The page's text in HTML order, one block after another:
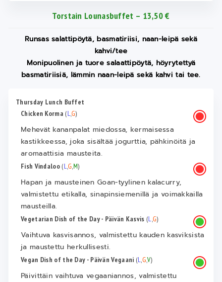
Torstain Lounasbuffet – 13,50 €
Runsas salattipöytä, basmatiriisi, naan-leipä sekä
kahvi/tee
Monipuolinen ja tuore salaattipöytä, höyrytettyä
basmatiriisiä, lämmin naan-leipä sekä kahvi tai tee.
Thursday Lunch Buffet
Chicken Korma (L,G)
Mehevät kananpalat miedossa, kermaisessa
kastikkeessa, joka sisältää jogurttia, pähkinöitä ja
aromaattisia mausteita.
Fish Vindaloo (L,G,M)
Hapan ja mausteinen Goan-tyylinen kalacurry,
valmistettu etikalla, sinapinsiemenillä ja voimakkailla
mausteilla.
Vegetarian Dish of the Day - Päivän Kasvis (L,G)
Vaihtuva kasvisannos, valmistettu kauden kasviksista
ja maustettu herkullisesti.
Vegan Dish of the Day - Päivän Vegaani (L,G,V)
Päivittäin vaihtuva vegaaniannos, valmistettu